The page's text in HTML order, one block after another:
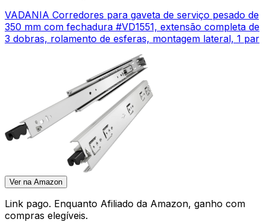
VADANIA Corredores para gaveta de serviço pesado de
350 mm com fechadura #VD1551, extensão completa de
3 dobras, rolamento de esferas, montagem lateral, 1 par
Ver na Amazon
Link pago. Enquanto Afiliado da Amazon, ganho com
compras elegíveis.